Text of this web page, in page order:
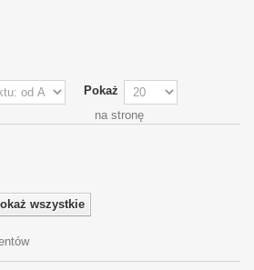
Pokaż
na stronę
wszystkie